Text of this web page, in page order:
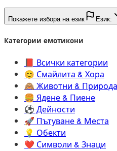
Покажете избора на език Език:
Категории емотикони
📕️ Всички категории
😊️ Смайлита & Хора
🙈️ Животни & Природа
🍔️ Ядене & Пиене
⚽️ Дейности
🚀️ Пътуване & Места
💡️ Обекти
❤️ Символи & Знаци